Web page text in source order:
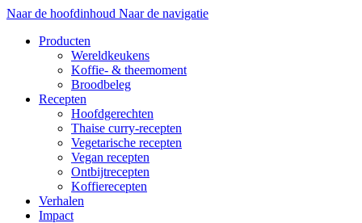
Naar de hoofdinhoud Naar de navigatie
Producten
Wereldkeukens
Koffie- & theemoment
Broodbeleg
Recepten
Hoofdgerechten
Thaise curry-recepten
Vegetarische recepten
Vegan recepten
Ontbijtrecepten
Koffierecepten
Verhalen
Impact